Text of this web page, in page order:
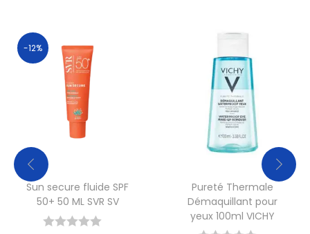
-12%
Sun secure fluide SPF
50+ 50 ML SVR SV
Pureté Thermale
Démaquillant pour
yeux 100ml VICHY